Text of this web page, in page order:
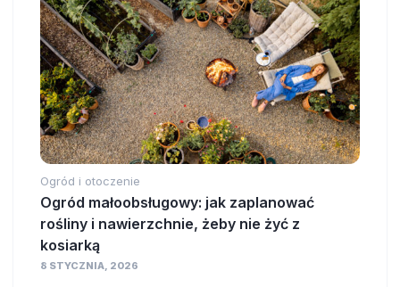
Ogród i otoczenie
Ogród małoobsługowy: jak zaplanować
rośliny i nawierzchnie, żeby nie żyć z
kosiarką
8 STYCZNIA, 2026